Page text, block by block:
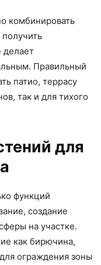
комбинировать
делает
Правильный
патио, террасу
так и для тихого
для
функций
создание
на участке.
как бирючина,
ограждения зоны